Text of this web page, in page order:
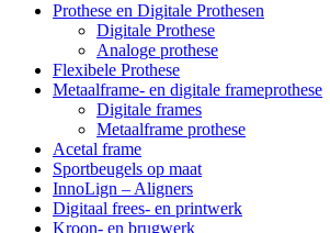
Prothese en Digitale Prothesen
Digitale Prothese
Analoge prothese
Flexibele Prothese
Metaalframe- en digitale frameprothese
Digitale frames
Metaalframe prothese
Acetal frame
Sportbeugels op maat
InnoLign – Aligners
Digitaal frees- en printwerk
Kroon- en brugwerk